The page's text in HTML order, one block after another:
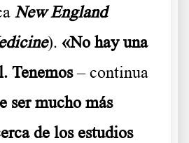
New England
). «No hay una
Tenemos– continua
ser mucho más
de los estudios